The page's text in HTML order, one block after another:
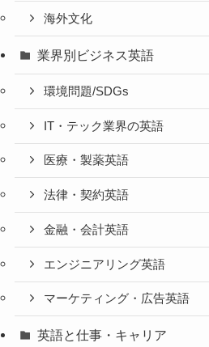
海外文化
業界別ビジネス英語
環境問題/SDGs
IT・テック業界の英語
医療・製薬英語
法律・契約英語
金融・会計英語
エンジニアリング英語
マーケティング・広告英語
英語と仕事・キャリア